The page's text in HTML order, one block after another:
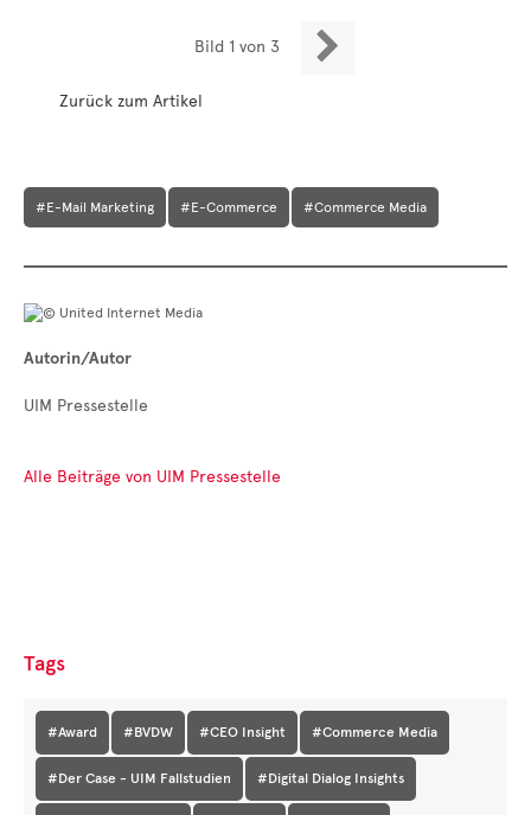
Bild 1 von 3 
Zurück zum Artikel
#E-Mail Marketing #E-Commerce #Commerce Media
Autorin/Autor
UIM Pressestelle
Alle Beiträge von UIM Pressestelle
Tags
#Award #BVDW #CEO Insight #Commerce Media
#Der Case - UIM Fallstudien #Digital Dialog Insights